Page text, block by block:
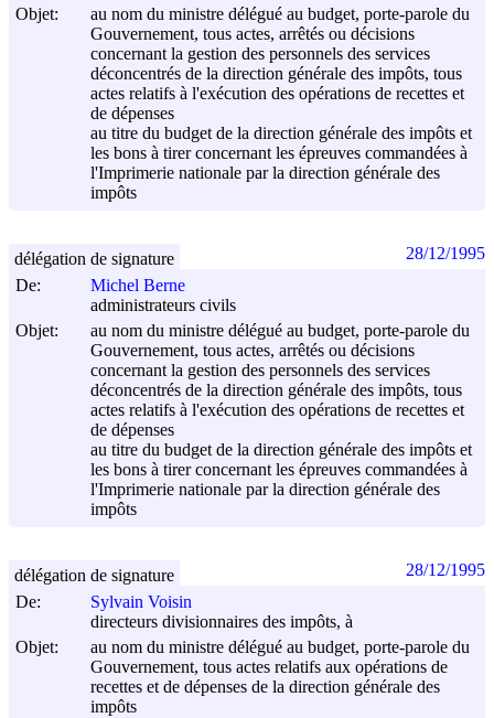
Objet:
au nom du ministre délégué au budget, porte-parole du
Gouvernement, tous actes, arrêtés ou décisions
concernant la gestion des personnels des services
déconcentrés de la direction générale des impôts, tous
actes relatifs à l'exécution des opérations de recettes et
de dépenses
au titre du budget de la direction générale des impôts et
les bons à tirer concernant les épreuves commandées à
l'Imprimerie nationale par la direction générale des
impôts
De:
Michel Berne
administrateurs civils
Objet:
au nom du ministre délégué au budget, porte-parole du
Gouvernement, tous actes, arrêtés ou décisions
concernant la gestion des personnels des services
déconcentrés de la direction générale des impôts, tous
actes relatifs à l'exécution des opérations de recettes et
de dépenses
au titre du budget de la direction générale des impôts et
les bons à tirer concernant les épreuves commandées à
l'Imprimerie nationale par la direction générale des
impôts
délégation de signature 28/12/1995
De:
Sylvain Voisin
directeurs divisionnaires des impôts, à
Objet:
au nom du ministre délégué au budget, porte-parole du
Gouvernement, tous actes relatifs aux opérations de
recettes et de dépenses de la direction générale des
impôts
délégation de signature 28/12/1995